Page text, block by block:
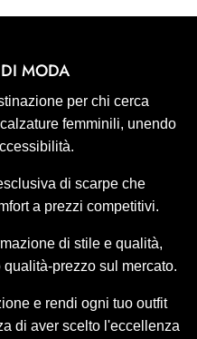
MODA
per chi cerca
femminili, unendo
di scarpe che
a prezzi competitivi.
di stile e qualità,
prezzo sul mercato.
e rendi ogni tuo outfit
di aver scelto l'eccellenza